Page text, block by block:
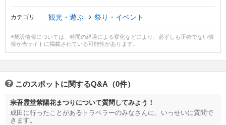
カテゴリ 観光・遊ぶ 祭り・イベント
※施設情報については、時間の経過による変化などにより、必ずしも正確でない情
報が当サイトに掲載されている可能性があります。
このスポットに関するQ&A（0件）
宗吾霊堂紫陽花まつりについて質問してみよう！
成田に行ったことがあるトラベラーのみなさんに、いっせいに質問で
きます。